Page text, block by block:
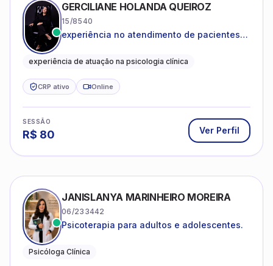
GERCILIANE HOLANDA QUEIROZ
15/8540
experiência no atendimento de pacientes
catastróficos e comportamentos
experiência de atuação na psicologia clínica
CRP ativo Online
SESSÃO
R$ 80 Ver Perfil
JANISLANYA MARINHEIRO MOREIRA
06/233442
Psicoterapia para adultos e adolescentes.
Psicóloga Clínica